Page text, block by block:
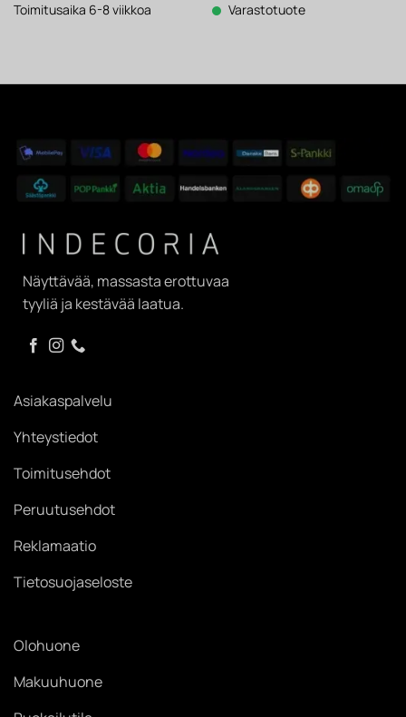
178 €. 139 €.
Toimitusaika 6-8 viikkoa 1
071 €.
Varastotuote
Näyttävää, massasta erottuvaa
tyyliä ja kestävää laatua.
Asiakaspalvelu
Yhteystiedot
Toimitusehdot
Peruutusehdot
Reklamaatio
Tietosuojaseloste
Olohuone
Makuuhuone